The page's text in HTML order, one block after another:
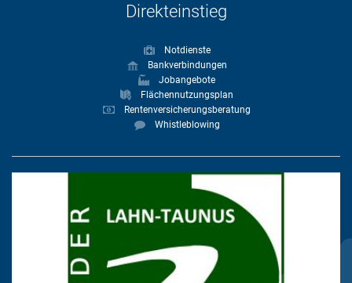
Direkteinstieg
Notdienste
Bankverbindungen
Jobangebote
Flächennutzungsplan
Rentenversicherungsberatung
Whistleblowing